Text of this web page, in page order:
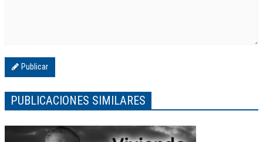
Publicar
PUBLICACIONES SIMILARES